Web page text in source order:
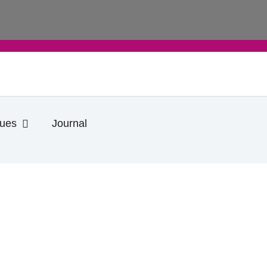
Ouvrir Informations pratiques
Journal